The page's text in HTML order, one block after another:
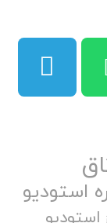
استودیو
استودیو